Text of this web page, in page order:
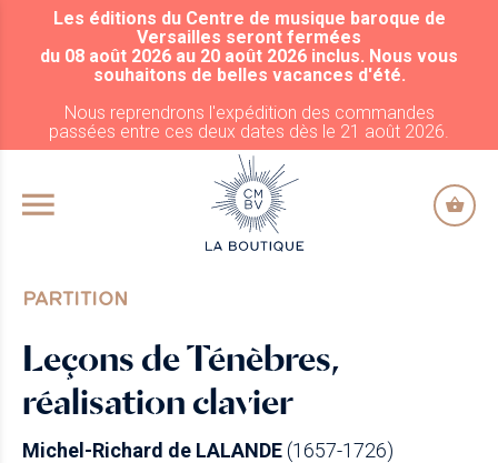
ALLER AU CONTENU PRINCIPAL
Les éditions du Centre de musique baroque de
Versailles seront fermées
du 08 août 2026 au 20 août 2026 inclus. Nous vous
souhaitons de belles vacances d'été.
Nous reprendrons l'expédition des commandes
passées entre ces deux dates dès le 21 août 2026.
PARTITION
Leçons de Ténèbres,
réalisation clavier
Michel-Richard de LALANDE(1657-1726)